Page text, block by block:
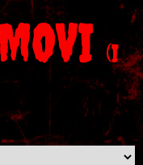
(I